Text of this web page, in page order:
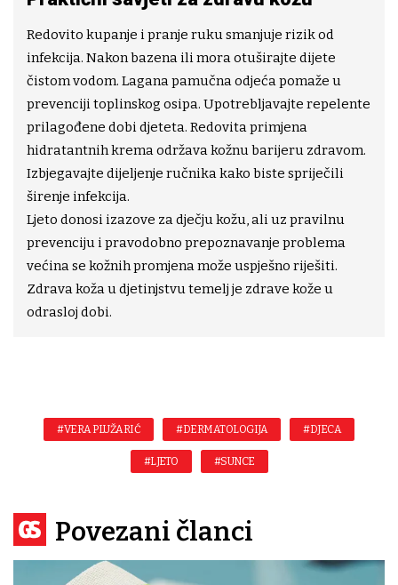
Redovito kupanje i pranje ruku smanjuje rizik od
infekcija. Nakon bazena ili mora otuširajte dijete
čistom vodom. Lagana pamučna odjeća pomaže u
prevenciji toplinskog osipa. Upotrebljavajte repelente
prilagođene dobi djeteta. Redovita primjena
hidratantnih krema održava kožnu barijeru zdravom.
Izbjegavajte dijeljenje ručnika kako biste spriječili
širenje infekcija.
Ljeto donosi izazove za dječju kožu, ali uz pravilnu
prevenciju i pravodobno prepoznavanje problema
većina se kožnih promjena može uspješno riješiti.
Zdrava koža u djetinjstvu temelj je zdrave kože u
odrasloj dobi.
#VERA PLUŽARIĆ #DERMATOLOGIJA #DJECA
#LJETO #SUNCE
Povezani članci